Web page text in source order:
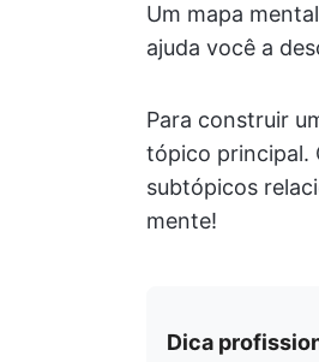
Um mapa
ajuda você a
Para construir
tópico principal.
subtópicos
mente!
Dica